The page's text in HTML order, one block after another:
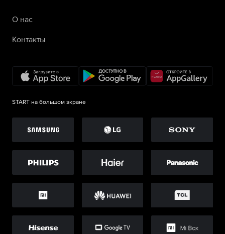
О нас
Контакты
START на большом экране